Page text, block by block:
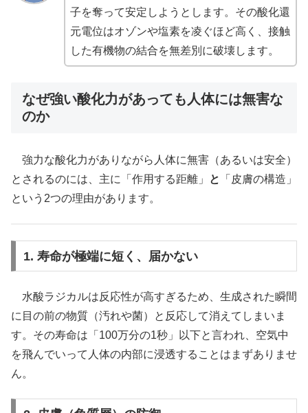
子を奪って安定しようとします。その酸化還
元電位はオゾンや塩素を凌ぐほど高く、接触
した有機物の結合を無差別に破壊します。
なぜ強い酸化力があっても人体には無害な
のか
強力な酸化力がありながら人体に無害（あるいは安全）
とされるのには、主に「作用する距離」
と
「皮膚の構造」
という2つの理由があります。
1. 寿命が極端に短く、届かない
水酸ラジカルは反応性が高すぎるため、生成された瞬間
に目の前の物質（汚れや菌）と反応して消えてしまいま
す。その寿命は「100万分の1秒」以下と言われ、空気中
を飛んでいって人体の内部に浸透することはまずありませ
ん。